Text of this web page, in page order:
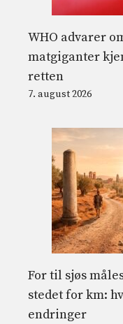
WHO advarer
matgiganter
retten
7. august 2026
For til sjøs
stedet for km:
endringer